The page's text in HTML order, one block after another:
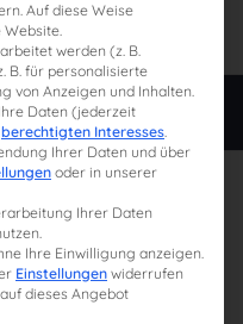
0,00 €Auf diese Weise
werden (z. B.
B. für personalisierte
von Anzeigen und Inhalten.
Daten (jederzeit
berechtigten Interesses.
Ihrer Daten und über
oder in unserer
Ihrer Daten
Ihre Einwilligung anzeigen.
Einstellungen widerrufen
dieses Angebot